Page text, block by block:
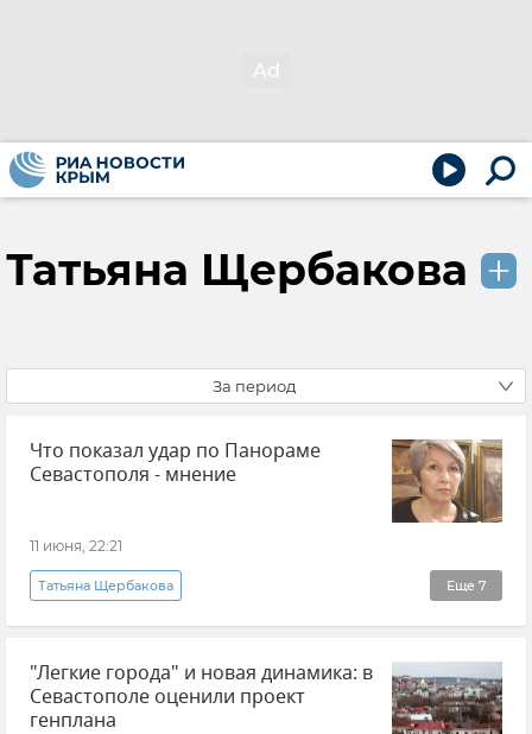
Татьяна Щербакова
За период
Что показал удар по Панораме
Севастополя - мнение
11 июня, 22:21
Еще 7
Татьяна Щербакова
Удар ВСУ по Панораме "Оборона Севастополя"
Севастополь Новости Севастополя
Крым
"Легкие города" и новая динамика: в
Севастополе оценили проект
генплана